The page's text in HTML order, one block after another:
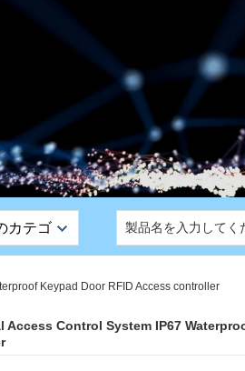
カテゴ
イプロッ
Keypad Door RFID Access controller
Access Control System IP67